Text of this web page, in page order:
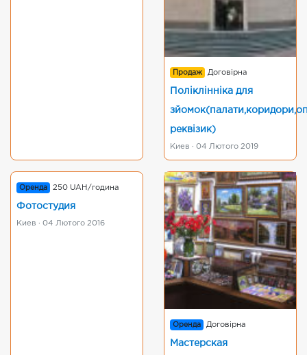
Продаж Договірна
Поліклінніка для
реквізик)
Киев · 04 Лютого 2019
Оренда 250 UAH/година
Фотостудия
Киев · 04 Лютого 2016
Оренда Договірна
Мастерская